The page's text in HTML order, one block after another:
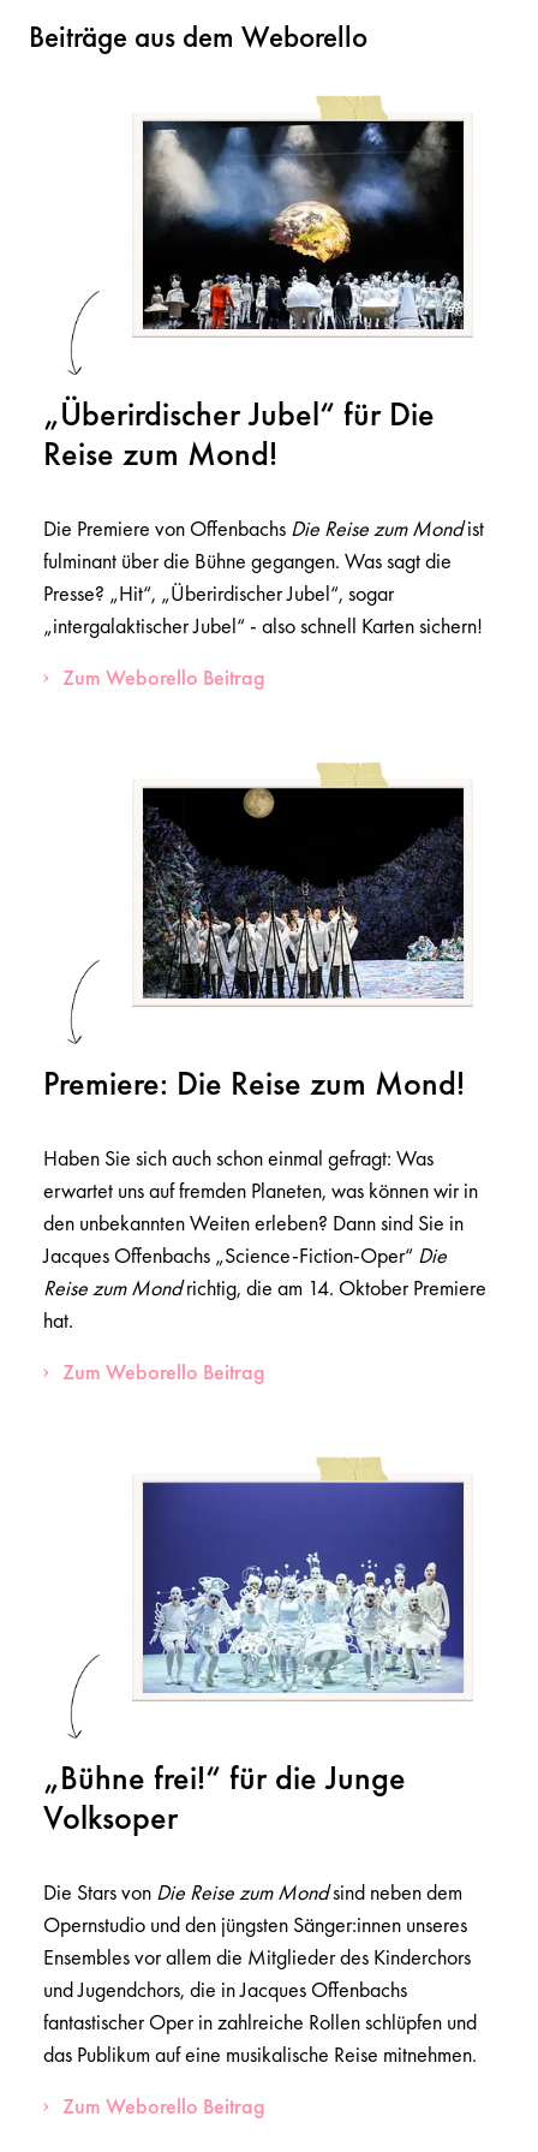
Beiträge aus dem Weborello
„Überirdischer Jubel“ für Die
Reise zum Mond!
Die Premiere von Offenbachs Die Reise zum Mondist
fulminant über die Bühne gegangen. Was sagt die
Presse? „Hit“, „Überirdischer Jubel“, sogar
„intergalaktischer Jubel“ - also schnell Karten sichern!
Zum Weborello Beitrag
Premiere: Die Reise zum Mond!
Haben Sie sich auch schon einmal gefragt: Was
erwartet uns auf fremden Planeten, was können wir in
den unbekannten Weiten erleben? Dann sind Sie in
Jacques Offenbachs „Science-Fiction-Oper“ Die
Reise zum Mondrichtig, die am 14. Oktober Premiere
hat.
Zum Weborello Beitrag
„Bühne frei!“ für die Junge
Volksoper
Die Stars von Die Reise zum Mondsind neben dem
Opernstudio und den jüngsten Sänger:innen unseres
Ensembles vor allem die Mitglieder des Kinderchors
und Jugendchors, die in Jacques Offenbachs
fantastischer Oper in zahlreiche Rollen schlüpfen und
das Publikum auf eine musikalische Reise mitnehmen.
Zum Weborello Beitrag